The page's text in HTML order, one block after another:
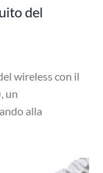
del
wireless con il
un
alla